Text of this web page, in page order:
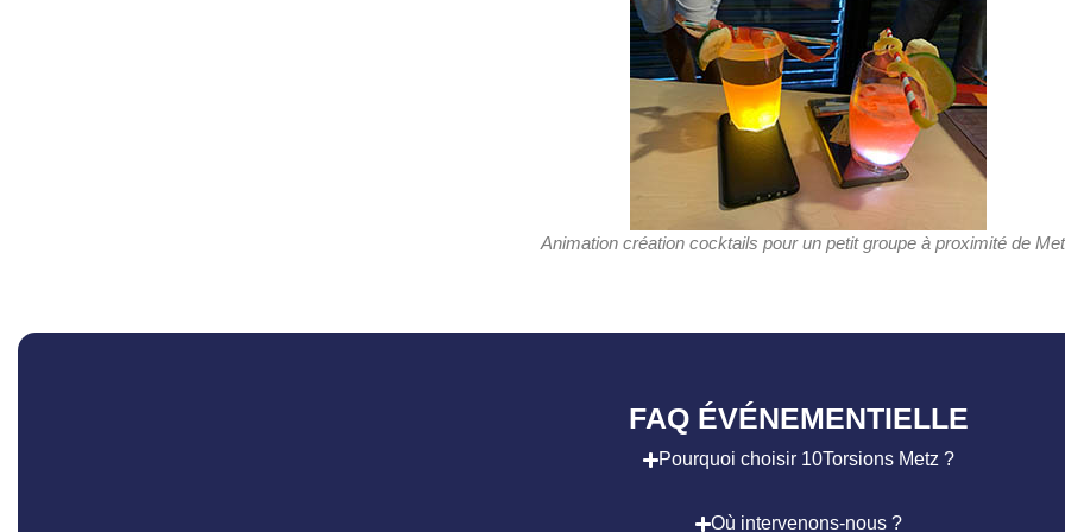
Animation création cocktails pour un petit groupe à proximité de
FAQ ÉVÉNEMENTIELLE
Pourquoi choisir 10Torsions Metz ?
Où intervenons-nous ?